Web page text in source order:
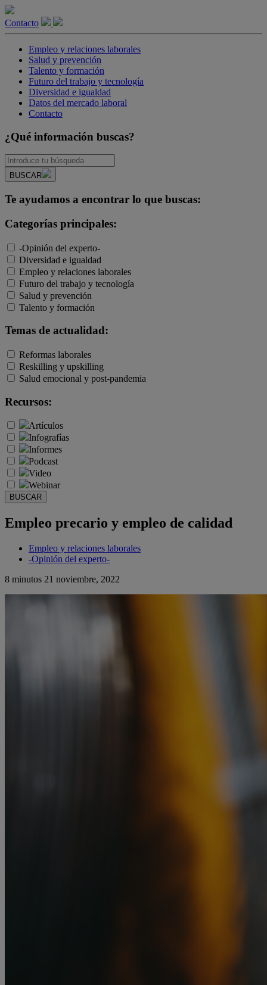
Contacto
Empleo y relaciones laborales
Salud y prevención
Talento y formación
Futuro del trabajo y tecnología
Diversidad e igualdad
Datos del mercado laboral
Contacto
¿Qué información buscas?
BUSCAR
Te ayudamos a encontrar lo que buscas:
Categorías principales:
-Opinión del experto-
Diversidad e igualdad
Empleo y relaciones laborales
Futuro del trabajo y tecnología
Salud y prevención
Talento y formación
Temas de actualidad:
Reformas laborales
Reskilling y upskilling
Salud emocional y post-pandemia
Recursos:
Artículos
Infografías
Informes
Podcast
Video
Webinar
BUSCAR
Empleo precario y empleo de calidad
Empleo y relaciones laborales
-Opinión del experto-
8 minutos 21 noviembre, 2022